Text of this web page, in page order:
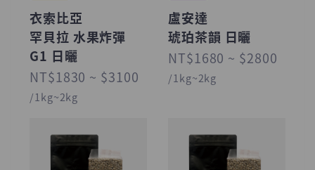
衣索比亞
罕貝拉 水果炸彈
G1 日曬
NT$1830 ~ $3100
/1kg~2kg
盧安達
琥珀茶韻 日曬
NT$1680 ~ $2800
/1kg~2kg